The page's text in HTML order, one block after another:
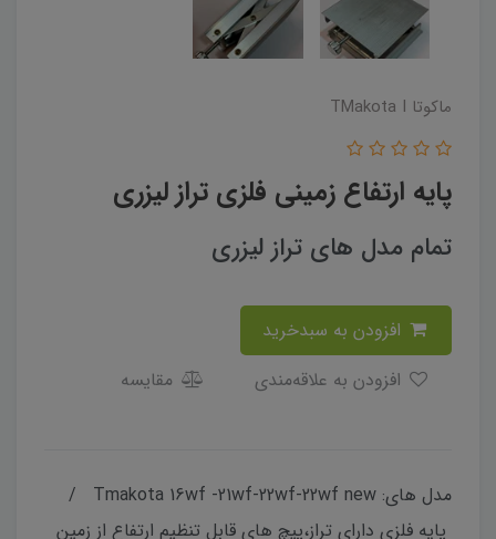
ماکوتا TMakota I
پایه ارتفاع زمینی فلزی تراز لیزری
تمام مدل های تراز لیزری
مقایسه
مدل های: Tmakota 16wf -21wf-22wf-22wf new /
پایه فلزی دارای تراز،پیچ های قابل تنظیم ارتفاع از زمین